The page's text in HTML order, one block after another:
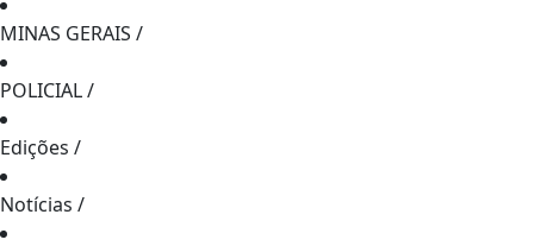
MINAS GERAIS /
POLICIAL/
Edições /
Notícias /